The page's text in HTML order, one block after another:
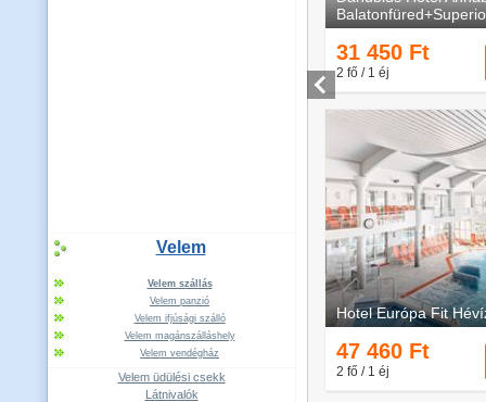
Velem
Velem szállás
Velem panzió
Velem ifjúsági szálló
Velem magánszálláshely
Velem vendégház
Velem üdülési csekk
Látnivalók